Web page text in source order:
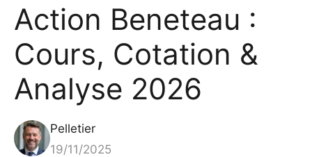
Action Beneteau :
Cours, Cotation &
Analyse 2026
Pelletier
19/11/2025